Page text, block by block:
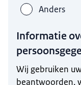
Anders
Informatie
Wij gebruiken
beantwoorden,